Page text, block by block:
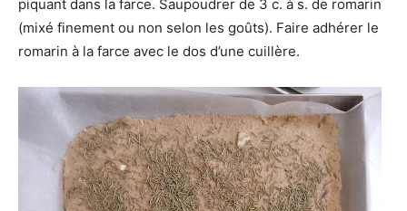
piquant dans la farce. Saupoudrer de 3 c. à s. de romarin
(mixé finement ou non selon les goûts). Faire adhérer le
romarin à la farce avec le dos d’une cuillère.